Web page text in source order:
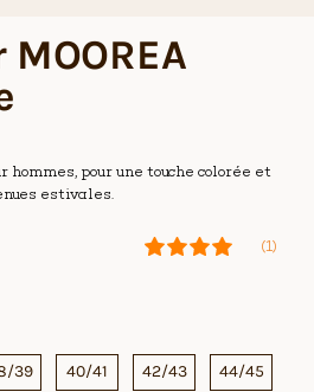
hommes, pour une touche colorée et
estivales.
(1)
39 40/41 42/43 44/45